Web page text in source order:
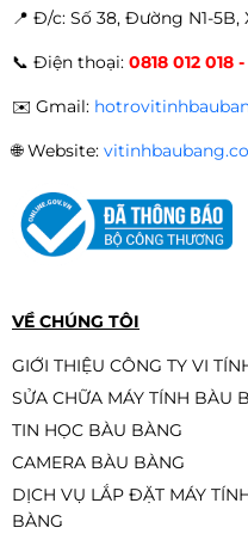
2.5
Ổ
(M.2
📍 Đ/c: Số 38, Đường N1-
📞 Điện thoại: 0818 012 018
✉️ Gmail:
🌐Website:
VỀ CHÚNG TÔI
GIỚI THIỆU CÔNG TY VI
SỬA CHỮA MÁY TÍNH BÀU
TIN HỌC BÀU BÀNG
CAMERA BÀU BÀNG
DỊCH VỤ LẮP ĐẶT MÁY
BÀNG